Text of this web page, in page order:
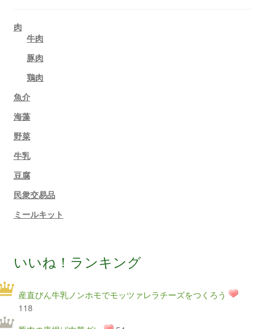
肉
牛肉
豚肉
鶏肉
魚介
海藻
野菜
牛乳
豆腐
民衆交易品
ミールキット
いいね！ランキング
産直びん牛乳ノンホモでモッツァレラチーズをつくろう
118